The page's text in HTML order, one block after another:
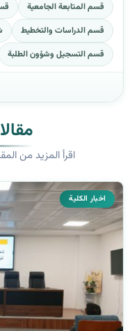
قسم المتابعة الجامعية
قسم الدراسات والتخطيط
قسم التسجيل وشؤون الطلبة
اقرأ المزيد من
اخبار الكلية